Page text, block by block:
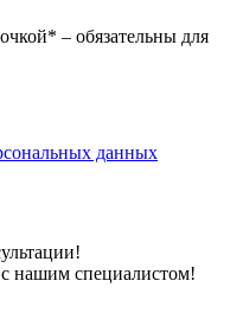
– обязательны для
данных
нашим специалистом!